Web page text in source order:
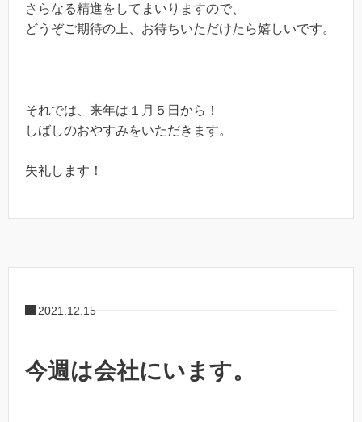
さらなる精進をしてまいりますので、
どうぞご期待の上、お待ちいただけたら嬉しいです。
それでは、来年は１月５日から！
しばしのおやすみをいただきます。
失礼します！
2021.12.15
今週は会社にいます。